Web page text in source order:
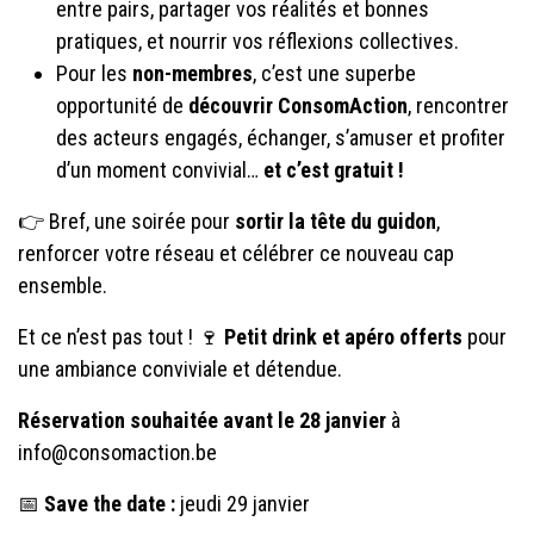
entre pairs, partager vos réalités et bonnes
pratiques, et nourrir vos réflexions collectives.
Pour les non-membres, c’est une superbe
opportunité de découvrir ConsomAction, rencontrer
des acteurs engagés, échanger, s’amuser et profiter
d’un moment convivial… et c’est gratuit !
👉 Bref, une soirée pour sortir la tête du guidon,
renforcer votre réseau et célébrer ce nouveau cap
ensemble.
Et ce n’est pas tout ! 🍷 Petit drink et apéro offerts pour
une ambiance conviviale et détendue.
Réservation souhaitée avant le 28 janvier à
info@consomaction.be
📅 Save the date : jeudi 29 janvier